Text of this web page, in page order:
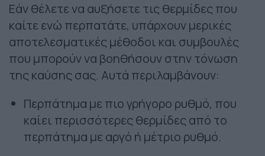
Εάν θέλετε να αυξήσετε τις θερμίδες που
καίτε ενώ περπατάτε, υπάρχουν μερικές
αποτελεσματικές μέθοδοι και συμβουλές
που μπορούν να βοηθήσουν στην τόνωση
της καύσης σας. Αυτά περιλαμβάνουν:
Περπάτημα με πιο γρήγορο ρυθμό, που
καίει περισσότερες θερμίδες από το
περπάτημα με αργό ή μέτριο ρυθμό.